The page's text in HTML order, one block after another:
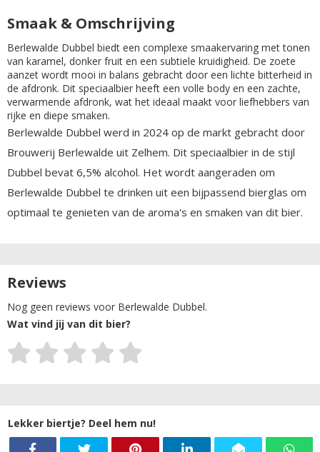
Smaak & Omschrijving
Berlewalde Dubbel biedt een complexe smaakervaring met tonen
van karamel, donker fruit en een subtiele kruidigheid. De zoete
aanzet wordt mooi in balans gebracht door een lichte bitterheid in
de afdronk. Dit speciaalbier heeft een volle body en een zachte,
verwarmende afdronk, wat het ideaal maakt voor liefhebbers van
rijke en diepe smaken.
Berlewalde Dubbel werd in 2024 op de markt gebracht door
Brouwerij Berlewalde uit Zelhem. Dit speciaalbier in de stijl
Dubbel bevat 6,5% alcohol. Het wordt aangeraden om
Berlewalde Dubbel te drinken uit een bijpassend bierglas om
optimaal te genieten van de aroma's en smaken van dit bier.
Reviews
Nog geen reviews voor Berlewalde Dubbel.
Wat vind jij van dit bier?
Lekker biertje? Deel hem nu!